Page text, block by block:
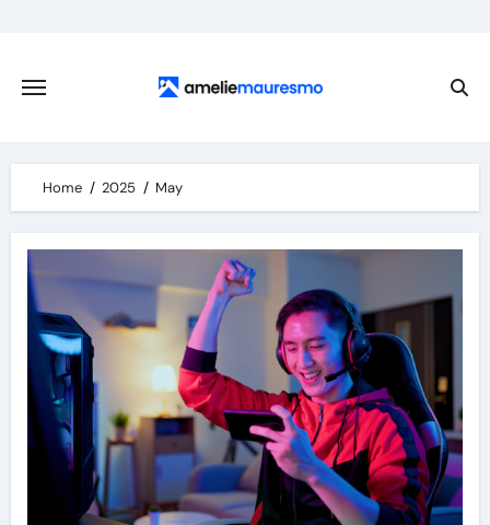
content
Home 2025 May